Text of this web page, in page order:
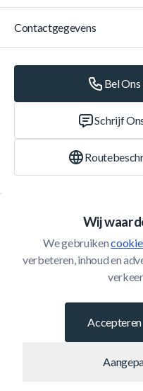
Wij
We gebruiken
verbeteren, inhoud en
Accepteren
Klantenservice
Contactgegevens
Bel
Schrijf